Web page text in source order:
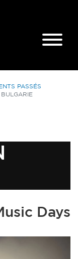
PASSÉS
Days